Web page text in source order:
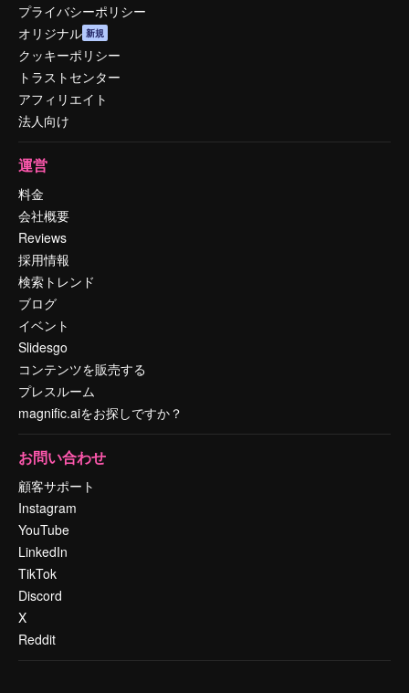
プライバシーポリシー
オリジナル 新規
クッキーポリシー
トラストセンター
アフィリエイト
法人向け
運営
料金
会社概要
Reviews
採用情報
検索トレンド
ブログ
イベント
Slidesgo
コンテンツを販売する
プレスルーム
magnific.aiをお探しですか？
お問い合わせ
顧客サポート
Instagram
YouTube
LinkedIn
TikTok
Discord
X
Reddit